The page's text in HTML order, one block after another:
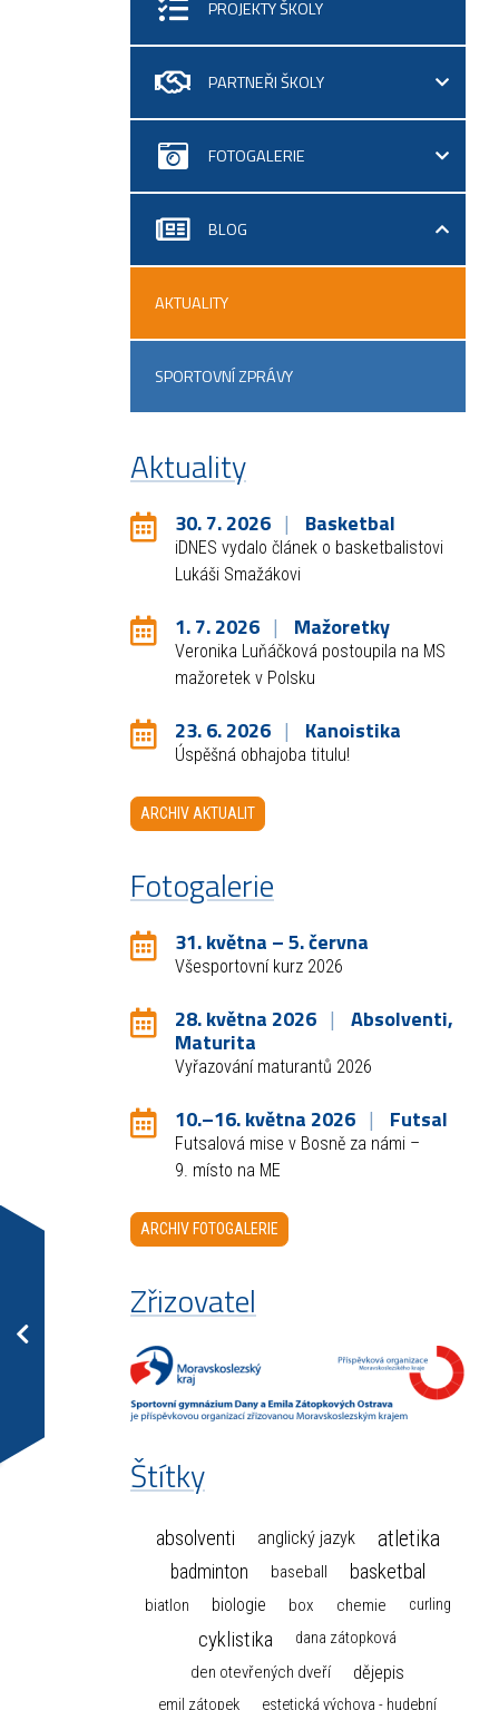
PROJEKTY ŠKOLY
PARTNEŘI ŠKOLY
FOTOGALERIE
BLOG
AKTUALITY
SPORTOVNÍ ZPRÁVY
Aktuality
30. 7. 2026 Basketbal
iDNES vydalo článek o basketbalistovi
Lukáši Smažákovi
1. 7. 2026 Mažoretky
Veronika Luňáčková postoupila na MS
mažoretek v Polsku
23. 6. 2026 Kanoistika
Úspěšná obhajoba titulu!
ARCHIV AKTUALIT
Fotogalerie
31. května – 5. června
Všesportovní kurz 2026
28. května 2026 Absolventi,
Maturita
Vyřazování maturantů 2026
10.–16. května 2026 Futsal
Futsalová mise v Bosně za námi –
9. místo na ME
ARCHIV FOTOGALERIE
Zřizovatel
Štítky
absolventi anglický jazyk atletika
badminton baseball basketbal
biatlon biologie box chemie curling
cyklistika dana zátopková
den otevřených dveří dějepis
emil zátopek estetická výchova - hudební